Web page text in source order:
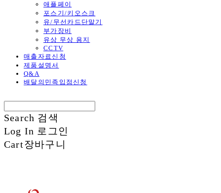
애플페이
포스기/키오스크
유/무선카드단말기
부가장비
유상 무상 용지
CCTV
매출자료신청
제품설명서
Q&A
배달의민족입점신청
Search 검색
Log In 로그인
Cart장바구니